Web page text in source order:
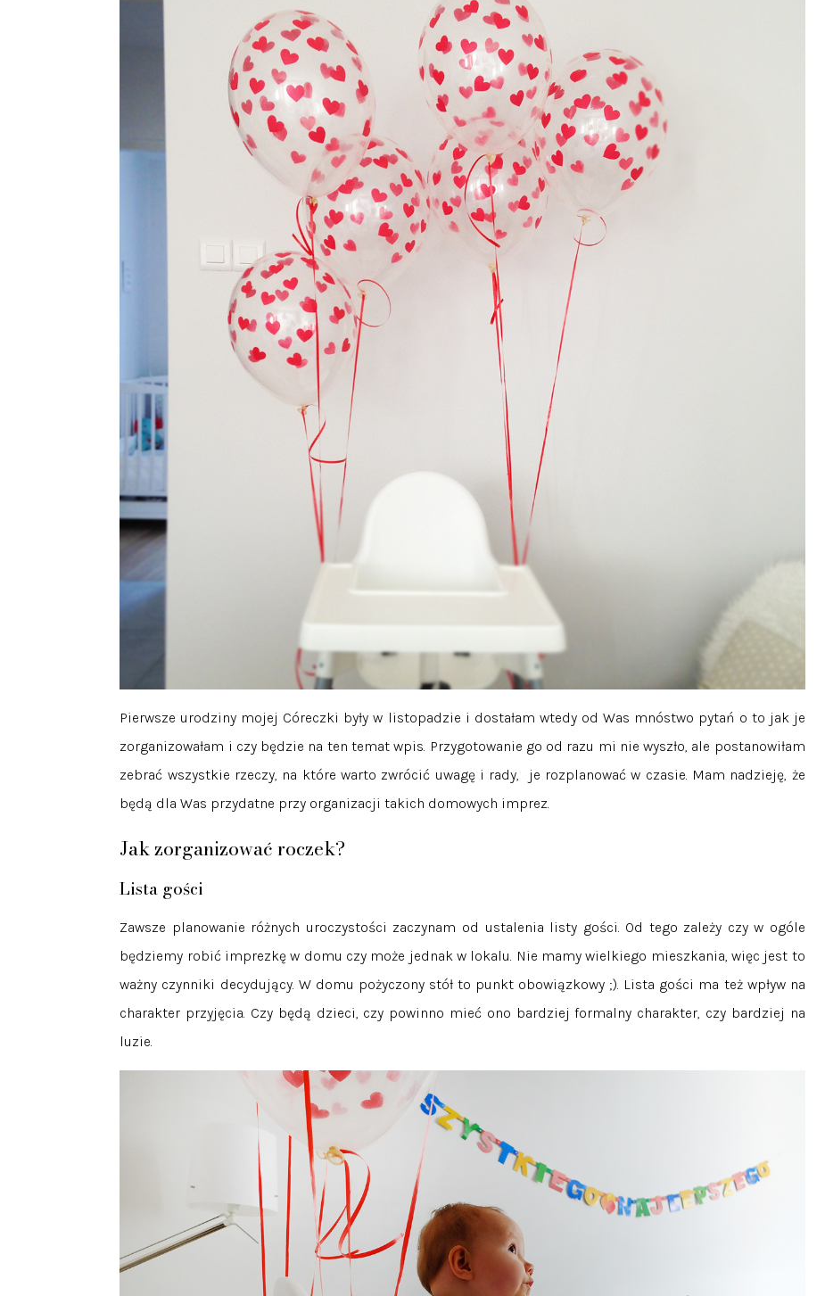
Pierwsze urodziny mojej Córeczki były w listopadzie i dostałam wtedy od Was mnóstwo pytań o to jak je
zorganizowałam i czy będzie na ten temat wpis. Przygotowanie go od razu mi nie wyszło, ale postanowiłam
zebrać wszystkie rzeczy, na które warto zwrócić uwagę i rady, je rozplanować w czasie. Mam nadzieję, że
będą dla Was przydatne przy organizacji takich domowych imprez.
Jak zorganizować roczek?
Lista gości
Zawsze planowanie różnych uroczystości zaczynam od ustalenia listy gości. Od tego zależy czy w ogóle
będziemy robić imprezkę w domu czy może jednak w lokalu. Nie mamy wielkiego mieszkania, więc jest to
ważny czynniki decydujący. W domu pożyczony stół to punkt obowiązkowy ;). Lista gości ma też wpływ na
charakter przyjęcia. Czy będą dzieci, czy powinno mieć ono bardziej formalny charakter, czy bardziej na
luzie.